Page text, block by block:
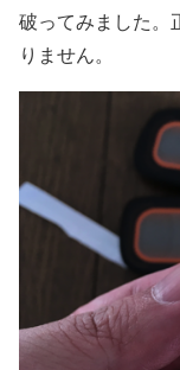
破ってみました。
りません。